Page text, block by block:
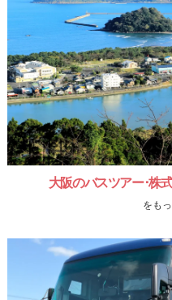
大阪のバスツアー･株
をも